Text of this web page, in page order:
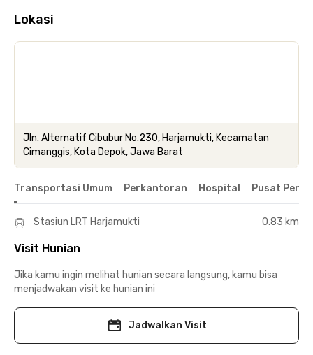
Lokasi
Jln. Alternatif Cibubur No.230, Harjamukti, Kecamatan
Cimanggis, Kota Depok, Jawa Barat
Transportasi Umum Perkantoran Hospital Pusat
Stasiun LRT Harjamukti 0.83 km
Visit Hunian
Jika kamu ingin melihat hunian secara langsung, kamu bisa
menjadwakan visit ke hunian ini
Jadwalkan Visit